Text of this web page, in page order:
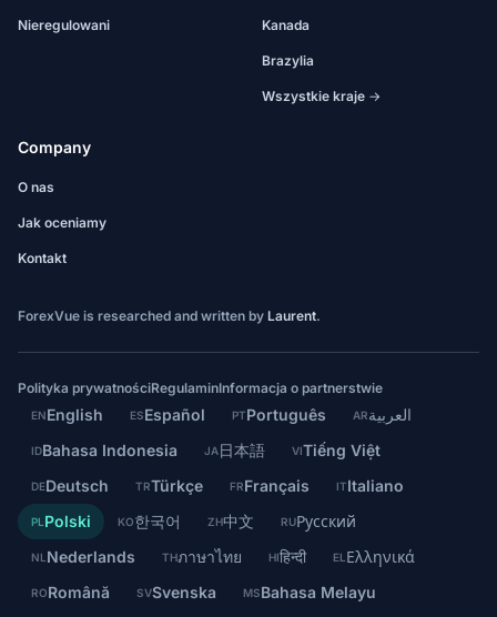
Nieregulowani Kanada
Brazylia
Wszystkie kraje →
Company
O nas
Jak oceniamy
Kontakt
ForexVue is researched and written by Laurent.
Polityka prywatnościRegulaminInformacja o partnerstwie
ENEnglish ESEspañol PTPortuguês ARالعربية
IDBahasa Indonesia JA日本語 VITiếng Việt
DEDeutsch TRTürkçe FRFrançais ITItaliano
PL Polski KO한국어 ZH中文 RUРусский
NL Nederlands THภาษาไทย HIहिन्दी EL Ελληνικά
RORomână SVSvenska MSBahasa Melayu